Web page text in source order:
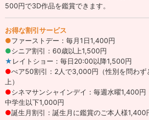
500円で3D作品を鑑賞できます。
お得な割引サービス
●ファーストデー：毎月1日1,400円
●シニア割引：60歳以上1,500円
★ レイトショー：毎日20:00以降1,500円
●ぺア50割引：2人で3,000円（性別を問わず
上）
●シネマサンシャインデイ：毎週水曜1,400円
中学生以下1,000円
●誕生月割引：誕生月に鑑賞のご本人様1,400